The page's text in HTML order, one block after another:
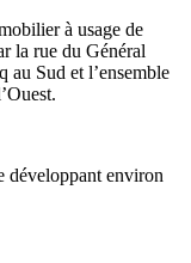
à usage de
la rue du Général
au Sud et l’ensemble
développant environ